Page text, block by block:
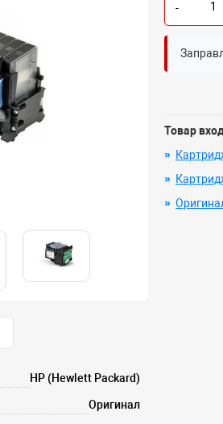
HP (Hewlett Packard)
Оригинал
-
Товар
»
»
»